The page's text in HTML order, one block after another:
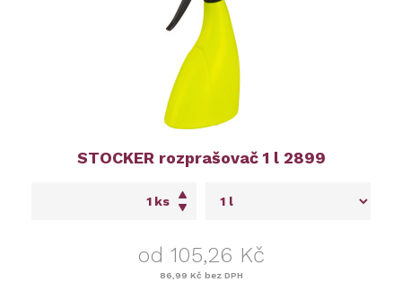
STOCKER rozprašovač 1 l 2899
ks
od 105,26 Kč
86,99 Kč bez DPH